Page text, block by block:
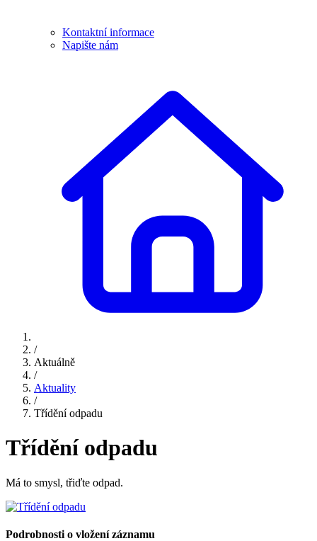
Kontaktní informace
Napište nám
/
Aktuálně
/
Aktuality
/
Třídění odpadu
Třídění odpadu
Má to smysl, třiďte odpad.
Podrobnosti o vložení záznamu